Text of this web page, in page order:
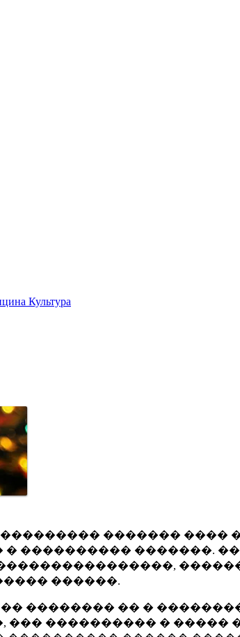
Культура
������� ����
���������� �������.
������.
�������� �� �
���������� � �����